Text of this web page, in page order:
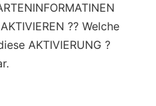
?? Welche
AKTIVIERUNG ?